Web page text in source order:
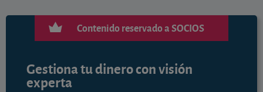
Contenido reservado a SOCIOS
Gestiona tu dinero con visión
experta